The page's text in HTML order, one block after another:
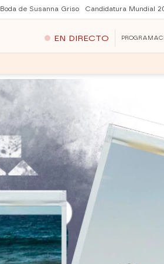
Boda de Susanna Griso Candidatura Mundial
EN DIRECTO